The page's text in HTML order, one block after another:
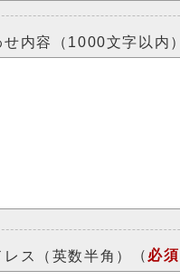
内容（1000文字以内）
ス（英数半角） （ 必須